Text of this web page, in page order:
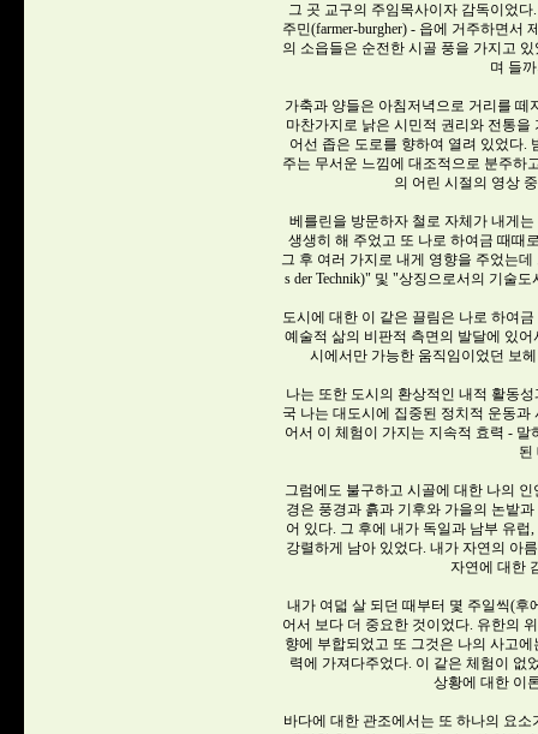
그 곳 교구의 주임목사이자 감독이었
주민(farmer-burgher) - 읍에 거주하면서
의 소읍들은 순전한 시골 풍을 가지고
며 들
가축과 양들은 아침저녁으로 거리를
마찬가지로 낡은 시민적 권리와 전통
어선 좁은 도로를 향하여 열려 있었다.
주는 무서운 느낌에 대조적으로 분주하
의 어린 시절의 영상
베를린을 방문하자 철로 자체가 내게
생생히 해 주었고 또 나로 하여금 때때
그 후 여러 가지로 내게 영향을 주었는
s der Technik)" 및 "상징으로서의 기술도
도시에 대한 이 같은 끌림은 나로 하여
예술적 삶의 비판적 측면의 발달에 있
시에서만 가능한 움직임이었던 보
나는 또한 도시의 환상적인 내적 활동
국 나는 대도시에 집중된 정치적 운동
어서 이 체험이 가지는 지속적 효력 -
된
그럼에도 불구하고 시골에 대한 나의
경은 풍경과 흙과 기후와 가을의 논밭
어 있다. 그 후에 내가 독일과 남부 유
강렬하게 남아 있었다. 내가 자연의 아
자연에 대한
내가 여덟 살 되던 때부터 몇 주일씩(후
어서 보다 더 중요한 것이었다. 유한의
향에 부합되었고 또 그것은 나의 사고
력에 가져다주었다. 이 같은 체험이 없
상황에 대한 이
바다에 대한 관조에서는 또 하나의 요